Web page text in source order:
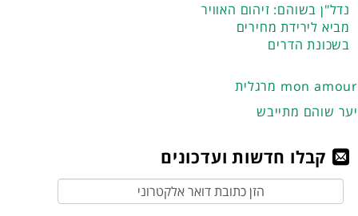
נדל"ן בשוהם: זיהום האוויר
מביא לירידת מחירים
בשכונת הדרים
מרגלית mon amour
יער שוהם מתייבש
קבלו חדשות ועדכונים